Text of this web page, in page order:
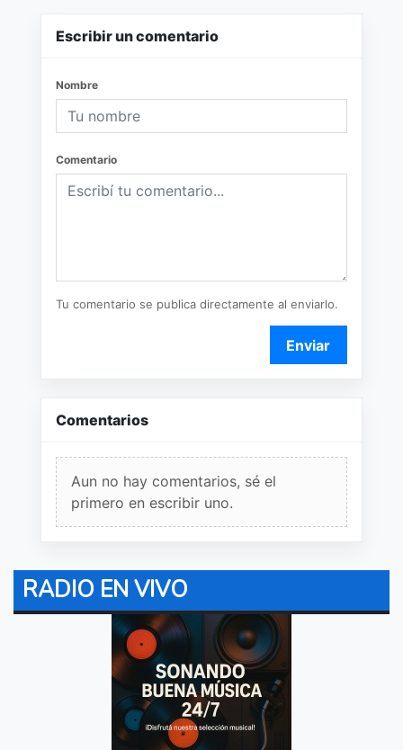
Escribir un comentario
Nombre
Comentario
Tu comentario se publica directamente al enviarlo.
Enviar
Comentarios
Aun no hay comentarios, sé el
primero en escribir uno.
RADIO EN VIVO